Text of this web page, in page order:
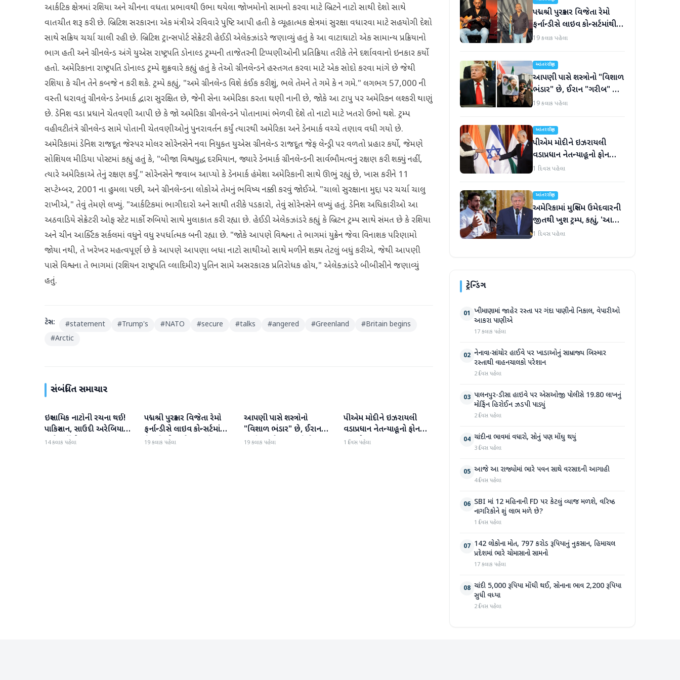
આર્કટિક ક્ષેત્રમાં રશિયા અને ચીનના વધતા પ્રભાવથી ઉભા થયેલા જોખમોનો સામનો કરવા માટે બ્રિટને નાટો સાથી દેશો સાથે
વાતચીત શરૂ કરી છે. બ્રિટિશ સરકારના એક મંત્રીએ રવિવારે પુષ્ટિ આપી હતી કે વ્યૂહાત્મક ક્ષેત્રમાં સુરક્ષા વધારવા માટે સહયોગી દેશો
સાથે સક્રિય ચર્ચા ચાલી રહી છે. બ્રિટિશ ટ્રાન્સપોર્ટ સેક્રેટરી હેઈડી એલેક્ઝાંડરે જણાવ્યું હતું કે આ વાટાઘાટો એક સામાન્ય પ્રક્રિયાનો
ભાગ હતી અને ગ્રીનલેન્ડ અંગે યુએસ રાષ્ટ્રપતિ ડોનાલ્ડ ટ્રમ્પની તાજેતરની ટિપ્પણીઓની પ્રતિક્રિયા તરીકે તેને દર્શાવવાનો ઇનકાર કર્યો
હતો. અમેરિકાના રાષ્ટ્રપતિ ડોનાલ્ડ ટ્રમ્પે શુક્રવારે કહ્યું હતું કે તેઓ ગ્રીનલેન્ડને હસ્તગત કરવા માટે એક સોદો કરવા માંગે છે જેથી
રશિયા કે ચીન તેને કબજે ન કરી શકે. ટ્રમ્પે કહ્યું, "અમે ગ્રીનલેન્ડ વિશે કંઈક કરીશું, ભલે તેમને તે ગમે કે ન ગમે." લગભગ 57,000 ની
વસ્તી ધરાવતું ગ્રીનલેન્ડ ડેનમાર્ક દ્વારા સુરક્ષિત છે, જેની સેના અમેરિકા કરતા ઘણી નાની છે, જોકે આ ટાપુ પર અમેરિકન લશ્કરી થાણું
છે. ડેનિશ વડા પ્રધાને ચેતવણી આપી છે કે જો અમેરિકા ગ્રીનલેન્ડને પોતાનામાં ભેળવી દેશે તો નાટો માટે ખતરો ઉભો થશે. ટ્રમ્પ
વહીવટીતંત્રે ગ્રીનલેન્ડ સામે પોતાની ચેતવણીઓનું પુનરાવર્તન કર્યું ત્યારથી અમેરિકા અને ડેનમાર્ક વચ્ચે તણાવ વધી ગયો છે.
અમેરિકામાં ડેનિશ રાજદૂત જેસ્પર મોલર સોરેનસેને નવા નિયુક્ત યુએસ ગ્રીનલેન્ડ રાજદૂત જેફ લેન્ડ્રી પર વળતો પ્રહાર કર્યો, જેમણે
સોશિયલ મીડિયા પોસ્ટમાં કહ્યું હતું કે, "બીજા વિશ્વયુદ્ધ દરમિયાન, જ્યારે ડેનમાર્ક ગ્રીનલેન્ડની સાર્વભૌમત્વનું રક્ષણ કરી શક્યું નહીં,
ત્યારે અમેરિકાએ તેનું રક્ષણ કર્યું." સોરેનસેને જવાબ આપ્યો કે ડેનમાર્ક હંમેશા અમેરિકાની સાથે ઊભું રહ્યું છે, ખાસ કરીને 11
સપ્ટેમ્બર, 2001 ના હુમલા પછી, અને ગ્રીનલેન્ડના લોકોએ તેમનું ભવિષ્ય નક્કી કરવું જોઈએ. "ચાલો સુરક્ષાના મુદ્દા પર ચર્ચા ચાલુ
રાખીએ," તેવું તેમણે લખ્યું. "આર્કટિકમાં ભાગીદારો અને સાથી તરીકે પડકારો, તેવું સોરેનસેને લખ્યું હતું. ડેનિશ અધિકારીઓ આ
અઠવાડિયે સેક્રેટરી ઓફ સ્ટેટ માર્કો રુબિયો સાથે મુલાકાત કરી રહ્યા છે. હેઈડી એલેક્ઝાંડરે કહ્યું કે બ્રિટન ટ્રમ્પ સાથે સંમત છે કે રશિયા
અને ચીન આર્ક્ટિક સર્કલમાં વધુને વધુ સ્પર્ધાત્મક બની રહ્યા છે. "જોકે આપણે વિશ્વના તે ભાગમાં યુક્રેન જેવા વિનાશક પરિણામો
જોયા નથી, તે ખરેખર મહત્વપૂર્ણ છે કે આપણે આપણા બધા નાટો સાથીઓ સાથે મળીને શક્ય તેટલું બધું કરીએ, જેથી આપણી
પાસે વિશ્વના તે ભાગમાં (રશિયન રાષ્ટ્રપતિ વ્લાદિમીર) પુતિન સામે અસરકારક પ્રતિરોધક હોય," એલેક્ઝાંડરે બીબીસીને જણાવ્યું
હતું.
ટેગ્સ: #statement #Trump's #NATO #secure #talks #angered #Greenland #Britain begins
#Arctic
સંબંધિત સમાચાર
આંતરરાષ્ટ્રીય
ઇસ્લામિક નાટોની રચના થઈ!
પાકિસ્તાન, સાઉદી અરેબિયા
અને તુર્કીએ સંયુક્ત સંરક્ષણ
14 કલાક પહેલા
આંતરરાષ્ટ્રીય
પદ્મશ્રી પુરસ્કાર વિજેતા રેમો
ફર્નાન્ડીસે લાઇવ કોન્સર્ટમાંથી
નિવૃત્તિની જાહેરાત કરી
19 કલાક પહેલા
આંતરરાષ્ટ્રીય
આપણી પાસે શસ્ત્રોનો
"વિશાળ ભંડાર" છે, ઈરાન
"ગરીબ" છે, ટ્રમ્પનું નિવેદન
19 કલાક પહેલા
આંતરરાષ્ટ્રીય
પીએમ મોદીને ઇઝરાયલી
વડાપ્રધાન નેતન્યાહૂનો ફોન
આવ્યો
1 દિવસ પહેલા
પદ્મશ્રી પુરસ્કાર વિજેતા રેમો
ફર્નાન્ડીસે લાઇવ કોન્સર્ટમાંથી
નિવૃત્તિની જાહેરાત કરી
19 કલાક પહેલા
આંતરરાષ્ટ્રીય
આપણી પાસે શસ્ત્રોનો "વિશાળ
ભંડાર" છે, ઈરાન "ગરીબ" છે,
ટ્રમ્પનું નિવેદન
19 કલાક પહેલા
આંતરરાષ્ટ્રીય
પીએમ મોદીને ઇઝરાયલી
વડાપ્રધાન નેતન્યાહૂનો ફોન
આવ્યો
1 દિવસ પહેલા
આંતરરાષ્ટ્રીય
અમેરિકામાં મુસ્લિમ ઉમેદવારની
જીતથી ખુશ ટ્રમ્પ, કહ્યું, 'આ
અમારા માટે સારા સમાચાર છે'
1 દિવસ પહેલા
ટ્રેન્ડિંગ
01 ખીમાણામાં જાહેર રસ્તા પર ગંદા પાણીનો નિકાલ, વેપારીઓ
આકરા પાણીએ
17 કલાક પહેલા
02 નેનાવા-સાંચોર હાઈવે પર ખાડાઓનું સામ્રાજ્ય બિસ્માર
રસ્તાથી વાહનચાલકો પરેશાન
2 દિવસ પહેલા
03 પાલનપુર-ડીસા હાઇવે પર એસઓજી પોલીસે 19.80 લાખનું
મોર્ફિન હિરોઈન ઝડપી પાડ્યું
2 દિવસ પહેલા
04 ચાંદીના ભાવમાં વધારો, સોનું પણ મોંઘુ થયું
3 દિવસ પહેલા
05 આજે આ રાજ્યોમાં ભારે પવન સાથે વરસાદની આગાહી
4 દિવસ પહેલા
06 SBI માં 12 મહિનાની FD પર કેટલું વ્યાજ મળશે, વરિષ્ઠ
નાગરિકોને શું લાભ મળે છે?
1 દિવસ પહેલા
07 142 લોકોના મોત, 797 કરોડ રૂપિયાનું નુકસાન, હિમાચલ
પ્રદેશમાં ભારે ચોમાસાનો સામનો
17 કલાક પહેલા
08 ચાંદી 5,000 રૂપિયા મોંઘી થઈ, સોનાના ભાવ 2,200 રૂપિયા
સુધી વધ્યા
2 દિવસ પહેલા